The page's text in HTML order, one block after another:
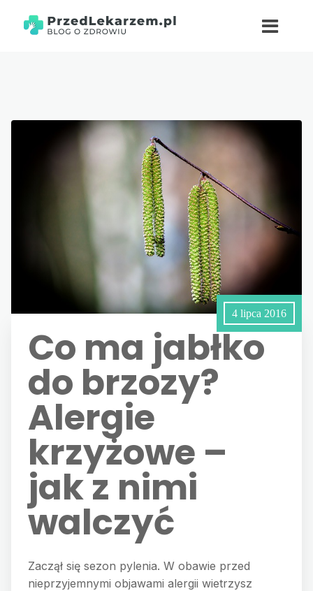
4 lipca 2016
Co ma jabłko
do brzozy?
Alergie
krzyżowe –
jak z nimi
walczyć
Zaczął się sezon pylenia. W obawie przed
nieprzyjemnymi objawami alergii wietrzysz